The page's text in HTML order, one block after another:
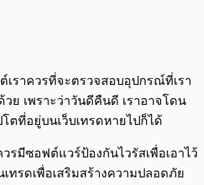
เราควรที่จะตรวจสอบอุปกรณ์ที่เรา
วย เพราะว่าวันดีคืนดี เราอาจโดน
ตที่อยู่บนเว็บเทรดหายไปก็ได้
รมีซอฟต์แวร์ป้องกันไวรัสเพื่อเอาไว้
ทรดเพื่อเสริมสร้างความปลอดภัย